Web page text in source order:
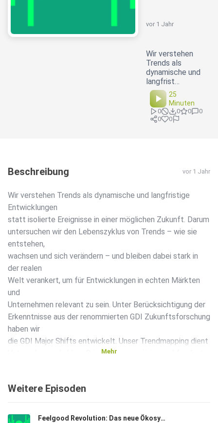
vor 1 Jahr
Wir verstehen
Trends als
dynamische und
langfrist…
25
Minuten
0 0 0
0
0
0
Beschreibung vor 1 Jahr
Wir verstehen Trends als dynamische und langfristige
Entwicklungen
statt isolierte Ereignisse in einer möglichen Zukunft. Darum
untersuchen wir den Lebenszyklus von Trends – wie sie
entstehen,
wachsen und sich verändern – und bleiben dabei stark in
der realen
Welt verankert, um für Entwicklungen in echten Märkten
und
Unternehmen relevant zu sein. Unter Berücksichtigung der
Erkenntnisse aus der renommierten GDI Zukunftsforschung
haben wir
die GDI Major Shifts entwickelt. Unser Trendmapping dient
Unternehmen als klare Orientierung – präzise und fundiert.
Mehr
Weitere Episoden
Feelgood Revolution: Das neue Ökosystem an der Schnittstelle von Food, Health und Beauty